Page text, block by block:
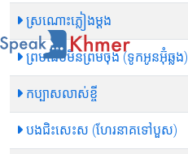
ស្រណោះភ្លៀងម្តង
ព្រមដើមមិនព្រមចុង (ទូកអូនអ៊ុំឆ្លង)
កប្បាសលាស់ខ្ចី
បងជិះសេះស (ហែរនាគទៅបួស)